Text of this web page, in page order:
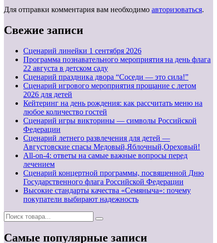
Для отправки комментария вам необходимо авторизоваться.
Свежие записи
Cценарий линейки 1 сентября 2026
Программа познавательного мероприятия на день флага
22 августа в детском саду
Сценарий праздника двора “Соседи — это сила!”
Сценарий игрового мероприятия прощание с летом
2026 для детей
Кейтеринг на день рождения: как рассчитать меню на
любое количество гостей
Сценарий игры викторины — символы Российской
Федерации
Сценарий летнего развлечения для детей —
Августовские спасы Медовый,Яблочный,Ореховый!
All-on-4: ответы на самые важные вопросы перед
лечением
Сценарий концертной программы, посвященной Дню
Государственного флага Российской Федерации
Высокие стандарты качества «Семяныча»: почему
покупатели выбирают надежность
Самые популярные записи